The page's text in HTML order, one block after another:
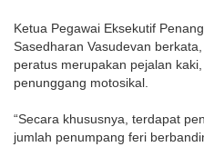
Ketua Pegawai Eksekutif
Sasedharan Vasudevan
peratus merupakan pejalan
penunggang motosikal.
“Secara khususnya, terdapat
jumlah penumpang feri